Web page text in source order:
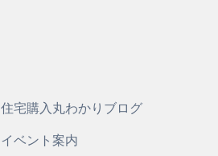
住宅購入丸わかりブログ
イベント案内